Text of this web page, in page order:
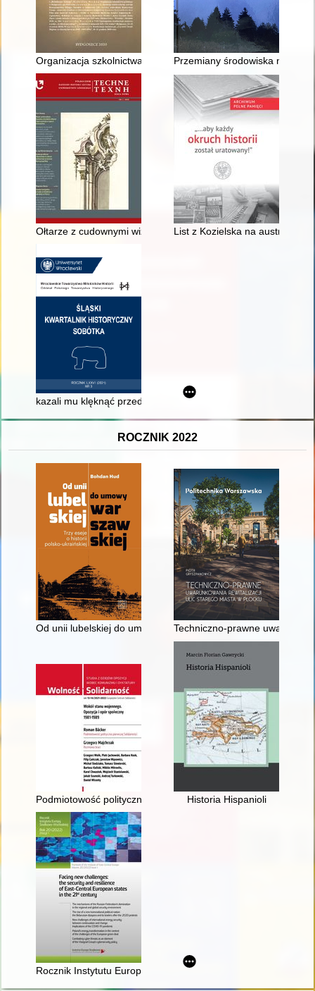
Organizacja szkolnictwa polskiego w Bydgoszczy po 1918 roku
Przemiany środowiska
Ołtarze z cudownymi wizerunkami w twórczości braci
List z Kozielska na
kazali mu klęknąć przed martwym wodzem, który poległ w
ROCZNIK 2022
Od unii lubelskiej do umowy warszawskiej : trzy eseje o
Techniczno-prawne
Podmiotowość polityczna pierwszej Solidarności
Historia Hispanioli
Rocznik Instytutu Europy Środkowo-Wschodniej. R. 20, z. 1